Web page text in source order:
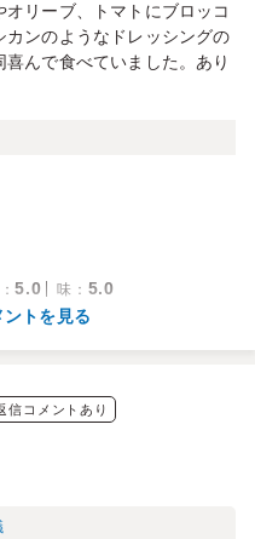
リーブ、トマトにブロッコ
カンのようなドレッシングの
んで食べていました。あり
：5.0 味 ： 5.0
トを見る
信コメントあり